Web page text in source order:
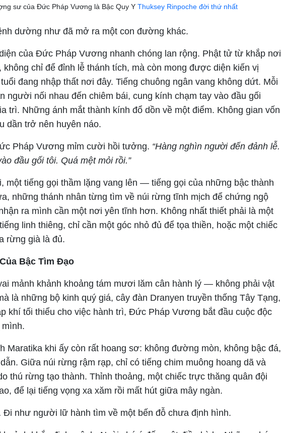
sư của Đức Pháp Vương là Bậc Quy Y Thuksey Rinpoche đời thứ nhất
dường như đã mở ra một con đường khác.
của Đức Pháp Vương nhanh chóng lan rộng. Phật tử từ khắp nơi
không chỉ để đỉnh lễ thánh tích, mà còn mong được diện kiến vị
đang nhập thất nơi đây. Tiếng chuông ngân vang không dứt. Mỗi
người nối nhau đến chiêm bái, cung kính chạm tay vào đầu gối
trì. Những ánh mắt thành kính đổ dồn về một điểm. Không gian vốn
dần trở nên huyên náo.
Pháp Vương mỉm cười hồi tưởng. “Hàng nghìn người đến đảnh lễ.
đầu gối tôi. Quá mệt mỏi rồi.”
một tiếng gọi thầm lặng vang lên — tiếng gọi của những bậc thành
những thánh nhân từng tìm về núi rừng tĩnh mịch để chứng ngộ
ra mình cần một nơi yên tĩnh hơn. Không nhất thiết phải là một
linh thiêng, chỉ cần một góc nhỏ đủ để tọa thiền, hoặc một chiếc
rừng già là đủ.
Bậc Tìm Đạo
mảnh khảnh khoảng tám mươi lăm cân hành lý — không phải vật
là những bộ kinh quý giá, cây đàn Dranyen truyền thống Tây Tạng,
khí tối thiểu cho việc hành trì, Đức Pháp Vương bắt đầu cuộc độc
mình.
Maratika khi ấy còn rất hoang sơ: không đường mòn, không bậc đá,
Giữa núi rừng rậm rạp, chỉ có tiếng chim muông hoang dã và
thú rừng tạo thành. Thỉnh thoảng, một chiếc trực thăng quân đội
để lại tiếng vọng xa xăm rồi mất hút giữa mây ngàn.
Đi như người lữ hành tìm về một bến đỗ chưa định hình.